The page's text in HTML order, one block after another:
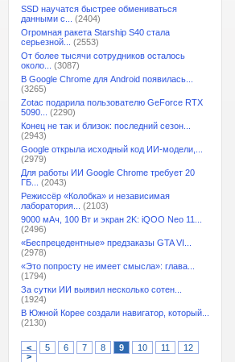
SSD научатся быстрее обмениваться
данными с...
(2404)
Огромная ракета Starship S40 стала
серьезной...
(2553)
От более тысячи сотрудников осталось
около...
(3087)
В Google Chrome для Android появилась...
(3265)
Zotac подарила пользователю GeForce RTX
5090...
(2290)
Конец не так и близок: последний сезон...
(2943)
Google открыла исходный код ИИ-модели,...
(2979)
Для работы ИИ Google Chrome требует 20
ГБ...
(2043)
Режиссёр «Колобка» и независимая
лаборатория...
(2103)
9000 мАч, 100 Вт и экран 2K: iQOO Neo 11...
(2496)
«Беспрецедентные» предзаказы GTA VI...
(2978)
«Это попросту не имеет смысла»: глава...
(1794)
За сутки ИИ выявил несколько сотен...
(1924)
В Южной Корее создали навигатор, который...
(2130)
< 5 6 7 8 9 10 11
12
>